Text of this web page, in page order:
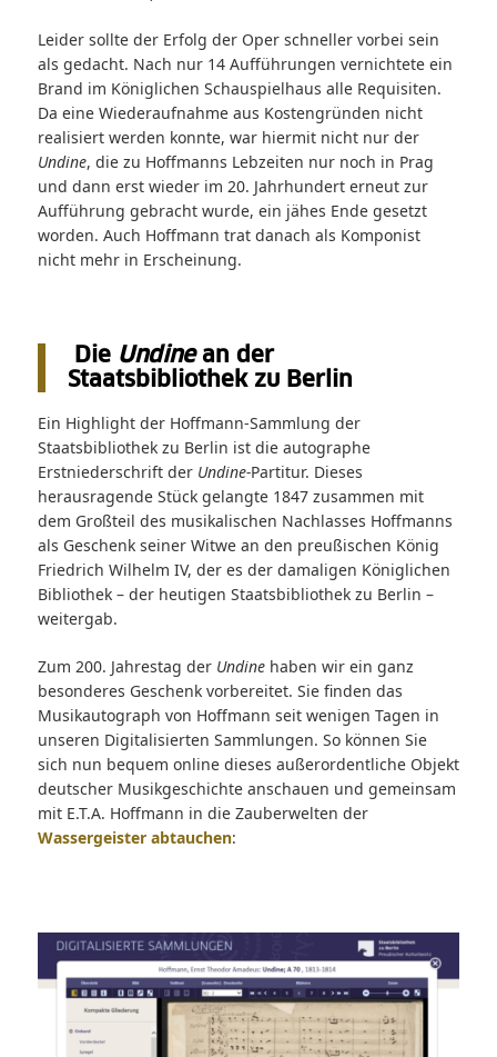
Leider sollte der Erfolg der Oper schneller vorbei sein
als gedacht. Nach nur 14 Aufführungen vernichtete ein
Brand im Königlichen Schauspielhaus alle Requisiten.
Da eine Wiederaufnahme aus Kostengründen nicht
realisiert werden konnte, war hiermit nicht nur der
Undine, die zu Hoffmanns Lebzeiten nur noch in Prag
und dann erst wieder im 20. Jahrhundert erneut zur
Aufführung gebracht wurde, ein jähes Ende gesetzt
worden. Auch Hoffmann trat danach als Komponist
nicht mehr in Erscheinung.
Die Undinean der
Staatsbibliothek zu Berlin
Ein Highlight der Hoffmann-Sammlung der
Staatsbibliothek zu Berlin ist die autographe
Erstniederschrift der Undine-Partitur. Dieses
herausragende Stück gelangte 1847 zusammen mit
dem Großteil des musikalischen Nachlasses Hoffmanns
als Geschenk seiner Witwe an den preußischen König
Friedrich Wilhelm IV, der es der damaligen Königlichen
Bibliothek – der heutigen Staatsbibliothek zu Berlin –
weitergab.
Zum 200. Jahrestag der Undinehaben wir ein ganz
besonderes Geschenk vorbereitet. Sie finden das
Musikautograph von Hoffmann seit wenigen Tagen in
unseren Digitalisierten Sammlungen. So können Sie
sich nun bequem online dieses außerordentliche Objekt
deutscher Musikgeschichte anschauen und gemeinsam
mit E.T.A. Hoffmann in die Zauberwelten der
Wassergeister abtauchen: